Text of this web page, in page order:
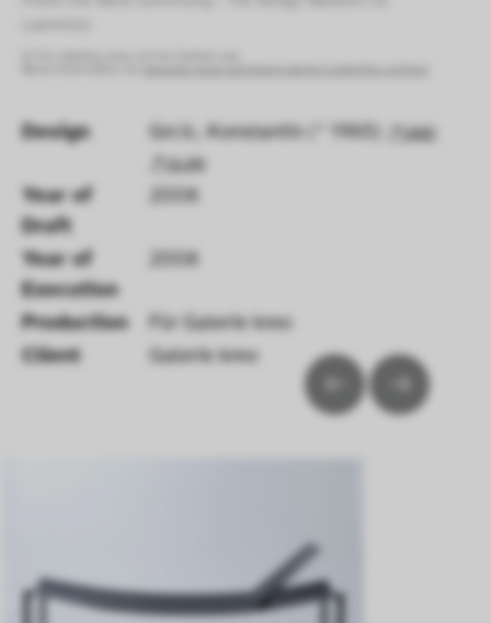
Design Grcic, Konstantin (* 1965)
GND
ULAN
Year of
Draft
2008
Year of
Execution
2008
Production
Für Galerie kreo
Client
Galerie kreo